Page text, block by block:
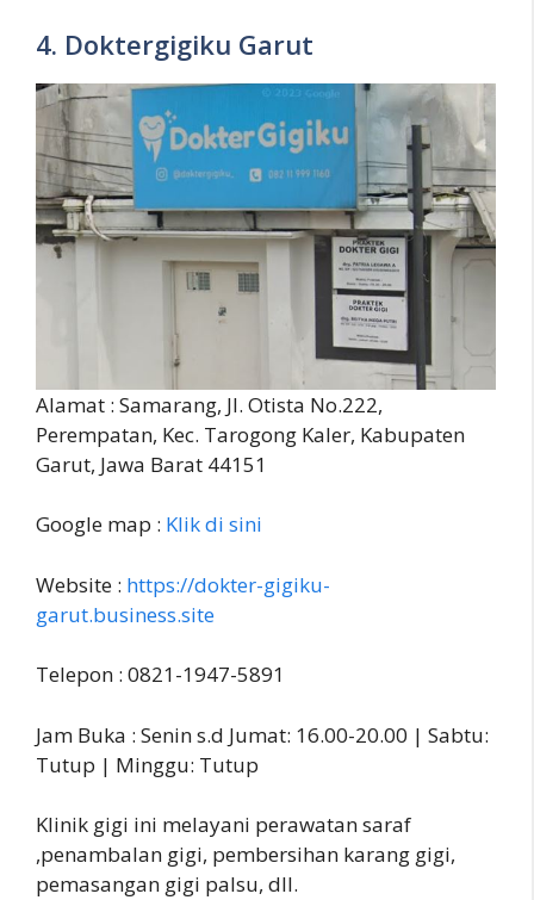
4. Doktergigiku Garut
Alamat : Samarang, Jl. Otista No.222,
Perempatan, Kec. Tarogong Kaler, Kabupaten
Garut, Jawa Barat 44151
Google map : Klik di sini
Website : https://dokter-gigiku-
garut.business.site
Telepon : 0821-1947-5891
Jam Buka : Senin s.d Jumat: 16.00-20.00 | Sabtu:
Tutup | Minggu: Tutup
Klinik gigi ini melayani perawatan saraf
,penambalan gigi, pembersihan karang gigi,
pemasangan gigi palsu, dll.